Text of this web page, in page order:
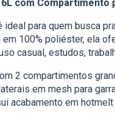
com Compartimento
para quem busca
100% poliéster, ela
casual, estudos,
2 compartimentos
em mesh para
acabamento em